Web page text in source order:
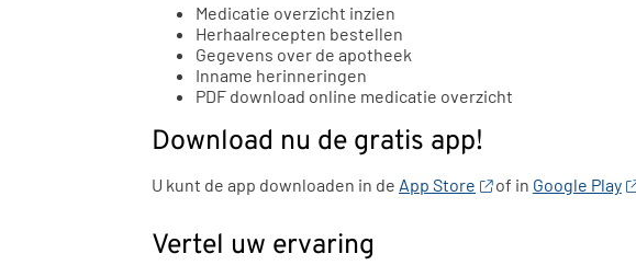
Medicatie overzicht inzien
Herhaalrecepten bestellen
Gegevens over de apotheek
Inname herinneringen
PDF download online medicatie overzicht
Download nu de gratis app!
U kunt de app downloaden in de App Store of in Google Play
Vertel uw ervaring